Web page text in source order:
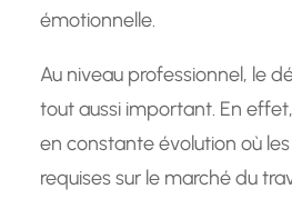
émotionnelle.
Au niveau professionnel, le
tout aussi important. En
en constante évolution où
requises sur le marché du